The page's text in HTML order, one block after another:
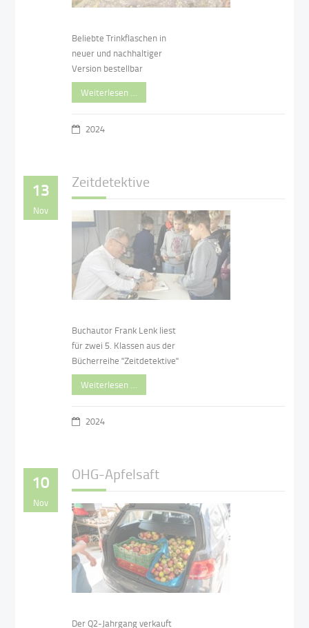
Beliebte Trinkflaschen in
neuer und nachhaltiger
Version bestellbar
Weiterlesen …
2024
13
Nov
Zeitdetektive
Buchautor Frank Lenk liest
für zwei 5. Klassen aus der
Bücherreihe "Zeitdetektive"
Weiterlesen …
2024
10
Nov
OHG-Apfelsaft
Der Q2-Jahrgang verkauft